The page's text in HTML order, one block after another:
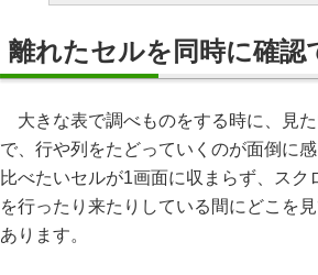
離れたセルを同時に確認
大きな表で調べものをする時に、見
で、行や列をたどっていくのが面倒に
比べたいセルが1画面に収まらず、ス
を行ったり来たりしている間にどこを
あります。